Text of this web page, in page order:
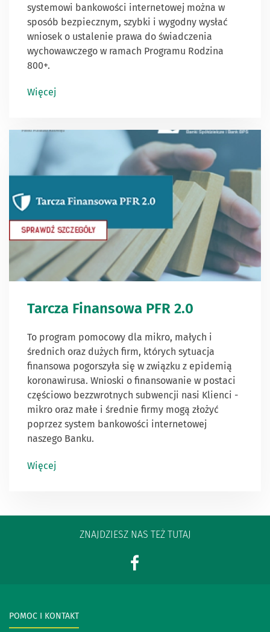
systemowi bankowości internetowej można w
sposób bezpiecznym, szybki i wygodny wysłać
wniosek o ustalenie prawa do świadczenia
wychowawczego w ramach Programu Rodzina
800+.
Więcej
Tarcza Finansowa PFR 2.0
To program pomocowy dla mikro, małych i
średnich oraz dużych firm, których sytuacja
finansowa pogorszyła się w związku z epidemią
koronawirusa. Wnioski o finansowanie w postaci
częściowo bezzwrotnych subwencji nasi Klienci -
mikro oraz małe i średnie firmy mogą złożyć
poprzez system bankowości internetowej
naszego Banku.
Więcej
ZNAJDZIESZ NAS TEŻ TUTAJ
POMOC I KONTAKT